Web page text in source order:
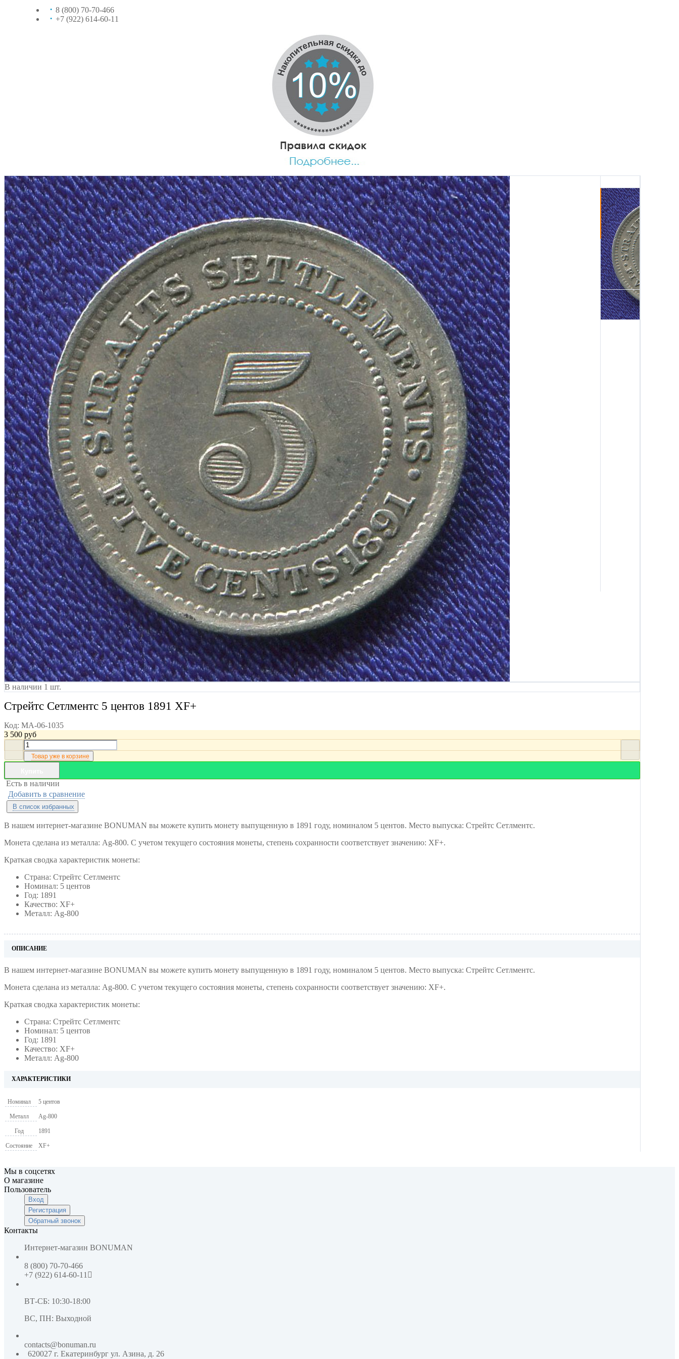
8 (800) 70-70-466
+7 (922) 614-60-11
В наличии 1 шт.
Стрейтс Сетлментс 5 центов 1891 XF+
Код: MA-06-1035
3 500 руб
Товар уже в корзине
Есть в наличии
Добавить в сравнение
В список избранных
В нашем интернет-магазине BONUMAN вы можете купить монету выпущенную в 1891 году, номиналом 5 центов. Место выпуска: Стрейтс Сетлментс.
Монета сделана из металла: Ag-800. С учетом текущего состояния монеты, степень сохранности соответствует значению: XF+.
Краткая сводка характеристик монеты:
Страна: Стрейтс Сетлментс
Номинал: 5 центов
Год: 1891
Качество: XF+
Металл: Ag-800
ОПИСАНИЕ
В нашем интернет-магазине BONUMAN вы можете купить монету выпущенную в 1891 году, номиналом 5 центов. Место выпуска: Стрейтс Сетлментс.
Монета сделана из металла: Ag-800. С учетом текущего состояния монеты, степень сохранности соответствует значению: XF+.
Краткая сводка характеристик монеты:
Страна: Стрейтс Сетлментс
Номинал: 5 центов
Год: 1891
Качество: XF+
Металл: Ag-800
ХАРАКТЕРИСТИКИ
Номинал 5 центов
Металл Ag-800
Год 1891
Состояние XF+
Мы в соцсетях
О магазине
Пользователь
Вход
Регистрация
Обратный звонок
Контакты
Интернет-магазин BONUMAN
8 (800) 70-70-466
+7 (922) 614-60-11
ВТ-СБ: 10:30-18:00
ВС, ПН: Выходной
contacts@bonuman.ru
620027 г. Екатеринбург ул. Азина, д. 26